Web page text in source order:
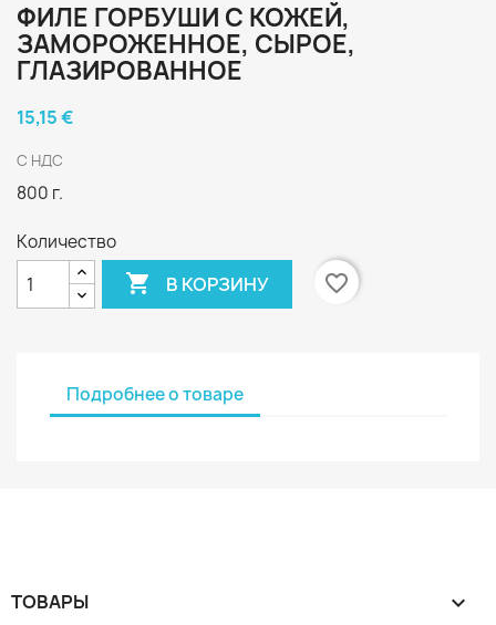
ФИЛЕ ГОРБУШИ С КОЖЕЙ,
ЗАМОРОЖЕННОЕ, СЫРОЕ,
ГЛАЗИРОВАННОЕ
15,15 €
С НДС
800 г.
Количество
 В КОРЗИНУ favorite_border
Подробнее о товаре
ТОВАРЫ 